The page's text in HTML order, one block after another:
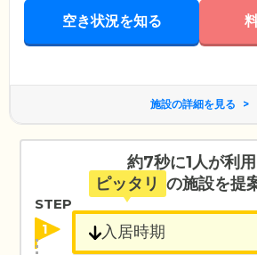
空き状況を知る
施設の詳細を見る
約7秒に1人が利用
ピッタリ の施設を提
STEP
1